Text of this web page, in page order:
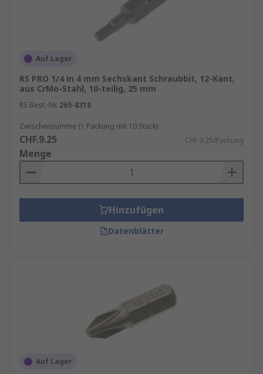
Auf Lager
RS PRO 1/4 in 4 mm Sechskant Schraubbit, 12-Kant,
aus CrMo-Stahl, 10-teilig, 25 mm
RS Best.-Nr. 265-8318
Zwischensumme (1 Packung mit 10 Stück)
CHF.9.25 CHF.9.25/Packung
Menge
Hinzufügen
Datenblätter
Auf Lager